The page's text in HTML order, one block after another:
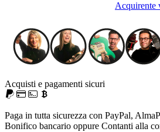
Acquirente
Acquisti e pagamenti sicuri
Paga in tutta sicurezza con PayPal,
Bonifico bancario oppure Contanti alla